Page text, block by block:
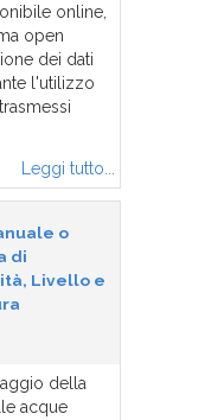
online,
open
dei dati
l'utilizzo
Leggi tutto...
o
di
Livello e
della
acque